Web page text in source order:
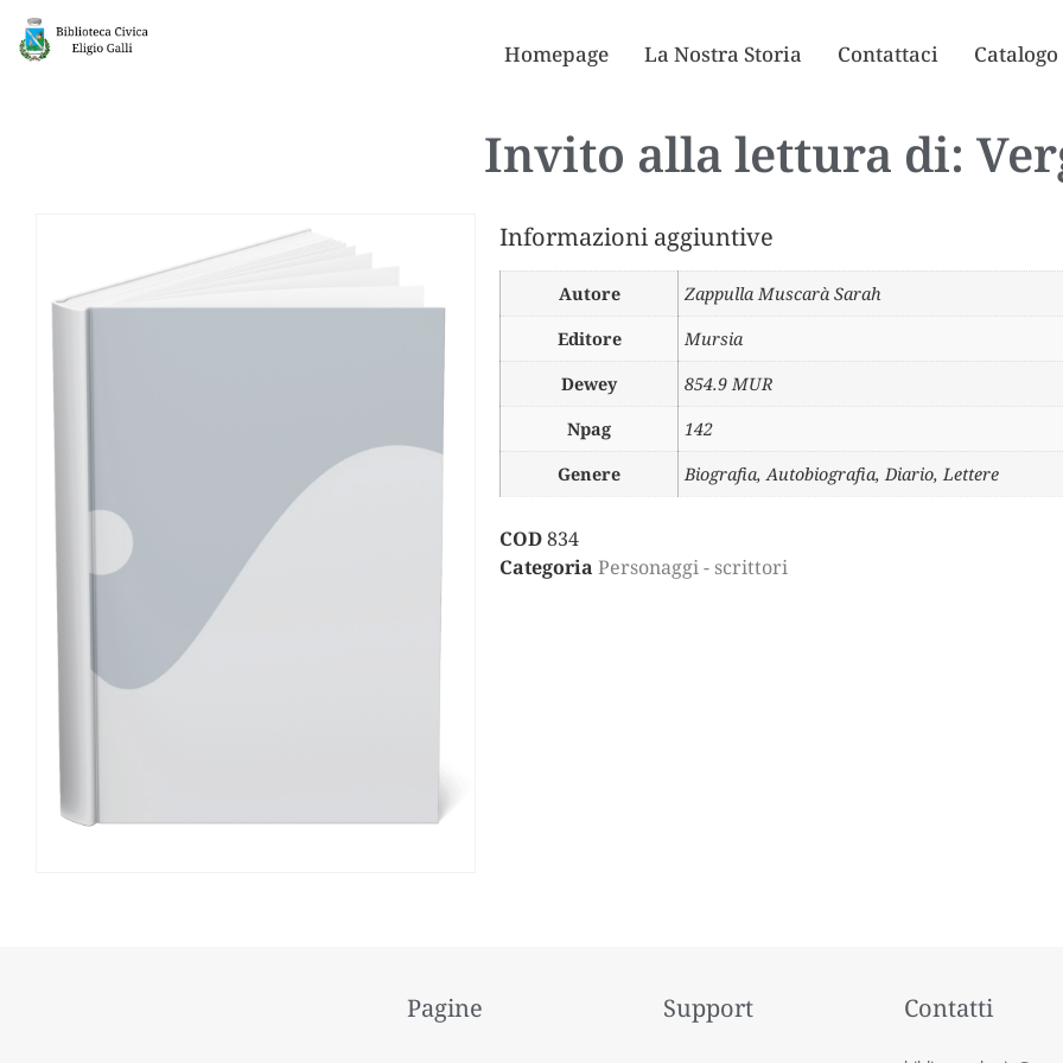
Homepage La Nostra Storia Contattaci Catalogo
Invito alla lettura di:
Informazioni aggiuntive
Autore
Zappulla Muscarà Sarah
Editore
Mursia
Dewey
854.9 MUR
Npag
142
Genere
Biografia, Autobiografia, Diario, Lettere
COD834
Categoria Personaggi - scrittori
Pagine Support Contatti